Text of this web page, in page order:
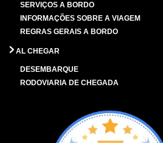
SERVIÇOS A BORDO
INFORMAÇÕES SOBRE A VIAGEM
REGRAS GERAIS A BORDO
AL CHEGAR
DESEMBARQUE
RODOVIARIA DE CHEGADA